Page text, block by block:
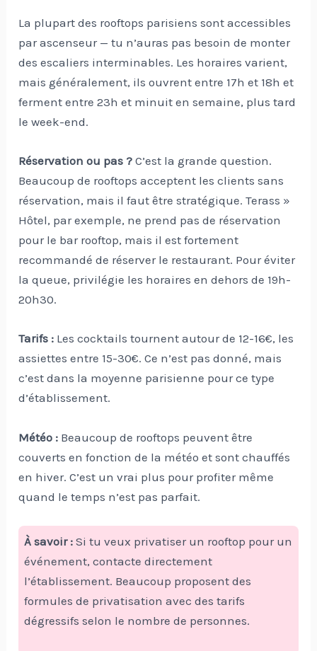
La plupart des rooftops parisiens sont accessibles
par ascenseur — tu n’auras pas besoin de monter
des escaliers interminables. Les horaires varient,
mais généralement, ils ouvrent entre 17h et 18h et
ferment entre 23h et minuit en semaine, plus tard
le week-end.
Réservation ou pas ? C’est la grande question.
Beaucoup de rooftops acceptent les clients sans
réservation, mais il faut être stratégique. Terass »
Hôtel, par exemple, ne prend pas de réservation
pour le bar rooftop, mais il est fortement
recommandé de réserver le restaurant. Pour éviter
la queue, privilégie les horaires en dehors de 19h-
20h30.
Tarifs : Les cocktails tournent autour de 12-16€, les
assiettes entre 15-30€. Ce n’est pas donné, mais
c’est dans la moyenne parisienne pour ce type
d’établissement.
Météo : Beaucoup de rooftops peuvent être
couverts en fonction de la météo et sont chauffés
en hiver. C’est un vrai plus pour profiter même
quand le temps n’est pas parfait.
À savoir : Si tu veux privatiser un rooftop pour un
événement, contacte directement
l’établissement. Beaucoup proposent des
formules de privatisation avec des tarifs
dégressifs selon le nombre de personnes.